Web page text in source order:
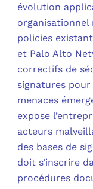
évolution
organisationnel
policies
et Palo Alto
correctifs de
signatures
menaces
expose
acteurs
des bases de
doit s’inscrire
procédures